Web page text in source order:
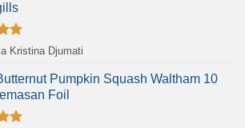
5 Kristina Djumati
Pumpkin Squash Waltham 10
Foil